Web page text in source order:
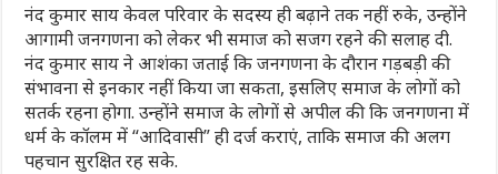
नंद कुमार साय केवल परिवार के सदस्य ही बढ़ाने तक नहीं रुके, उन्होंने
आगामी जनगणना को लेकर भी समाज को सजग रहने की सलाह दी.
नंद कुमार साय ने आशंका जताई कि जनगणना के दौरान गड़बड़ी की
संभावना से इनकार नहीं किया जा सकता, इसलिए समाज के लोगों को
सतर्क रहना होगा. उन्होंने समाज के लोगों से अपील की कि जनगणना में
धर्म के कॉलम में “आदिवासी” ही दर्ज कराएं, ताकि समाज की अलग
पहचान सुरक्षित रह सके.